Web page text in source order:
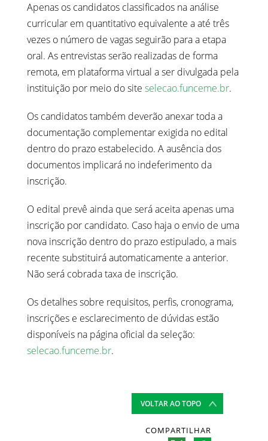
Apenas os candidatos classificados na análise
curricular em quantitativo equivalente a até três
vezes o número de vagas seguirão para a etapa
oral. As entrevistas serão realizadas de forma
remota, em plataforma virtual a ser divulgada pela
instituição por meio do site selecao.funceme.br.
Os candidatos também deverão anexar toda a
documentação complementar exigida no edital
dentro do prazo estabelecido. A ausência dos
documentos implicará no indeferimento da
inscrição.
O edital prevê ainda que será aceita apenas uma
inscrição por candidato. Caso haja o envio de uma
nova inscrição dentro do prazo estipulado, a mais
recente substituirá automaticamente a anterior.
Não será cobrada taxa de inscrição.
Os detalhes sobre requisitos, perfis, cronograma,
inscrições e esclarecimento de dúvidas estão
disponíveis na página oficial da seleção:
selecao.funceme.br.
VOLTAR AO TOPO
COMPARTILHAR